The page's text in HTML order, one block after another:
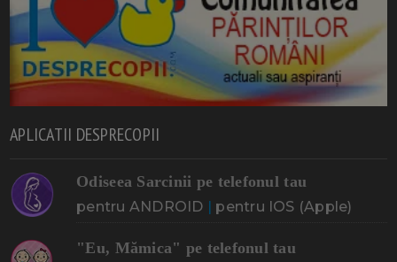
APLICATII DESPRECOPII
Odiseea Sarcinii pe telefonul tau
pentru ANDROID | pentru IOS (Apple)
"Eu, Mămica" pe telefonul tau